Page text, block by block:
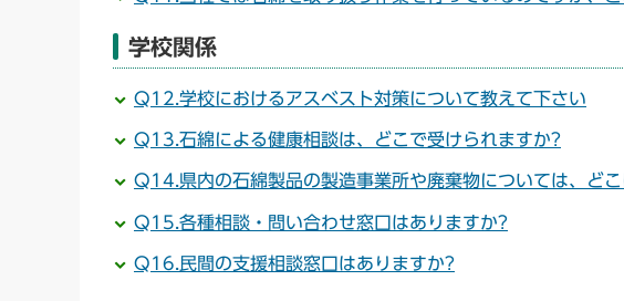
学校関係
Q12.学校におけるアスベスト対策について教えて下さい
Q13.石綿による健康相談は、どこで受けられますか?
Q14.県内の石綿製品の製造事業所や廃棄物については、ど
Q15.各種相談・問い合わせ窓口はありますか?
Q16.民間の支援相談窓口はありますか?